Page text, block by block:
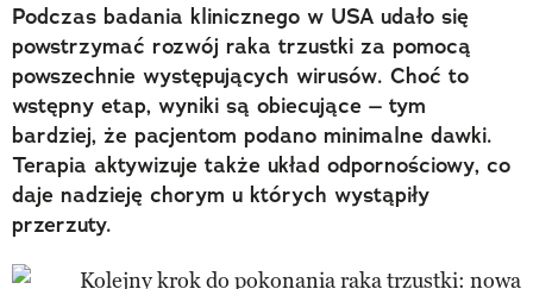
Podczas badania klinicznego w USA udało się
powstrzymać rozwój raka trzustki za pomocą
powszechnie występujących wirusów. Choć to
wstępny etap, wyniki są obiecujące – tym
bardziej, że pacjentom podano minimalne dawki.
Terapia aktywizuje także układ odpornościowy, co
daje nadzieję chorym u których wystąpiły
przerzuty.